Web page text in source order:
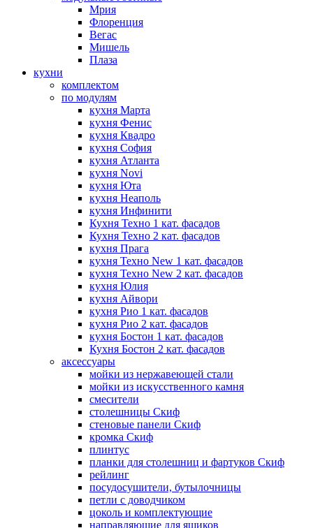
Мрия
Флоренция
Вегас
Мишель
Плаза
кухни
комплектом
по модулям
кухня Марта
кухня Фенис
кухня Квадро
кухня София
кухня Атланта
кухня Novi
кухня Юта
кухня Неаполь
кухня Инфинити
Кухня Техно 1 кат. фасадов
Кухня Техно 2 кат. фасадов
кухня Прага
кухня Техно New 1 кат. фасадов
кухня Техно New 2 кат. фасадов
кухня Юлия
кухня Айвори
кухня Рио 1 кат. фасадов
кухня Рио 2 кат. фасадов
кухня Бостон 1 кат. фасадов
Кухня Бостон 2 кат. фасадов
аксессуары
мойки из нержавеющей стали
мойки из искусственного камня
смесители
столешницы Скиф
стеновые панели Скиф
кромка Скиф
плинтус
планки для столешниц и фартуков Скиф
рейлинг
посудосушители, бутылочницы
петли с доводчиком
цоколь и комплектующие
направляющие для ящиков